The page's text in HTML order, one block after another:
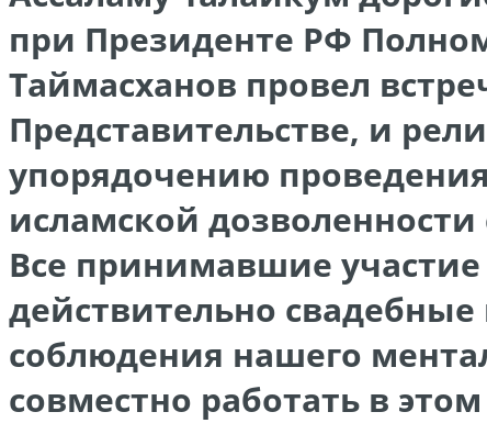
при Президенте РФ
Таймасханов провел
Представительстве, и
упорядочению
исламской
Все принимавшие
действительно
соблюдения нашего
совместно работать в